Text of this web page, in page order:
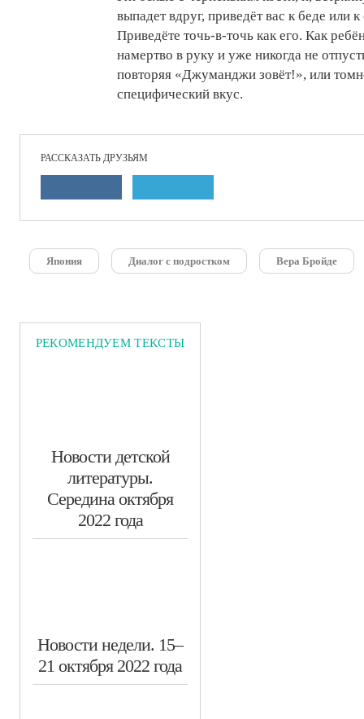
выпадет вдруг, приведёт вас к беде или
Приведёте точь-в-точь как его. Как
намертво в руку и уже никогда не
повторяя «Джуманджи зовёт!», или
специфический вкус.
РАССКАЗАТЬ ДРУЗЬЯМ
Япония Диалог с подростком Вера Бройде
РЕКОМЕНДУЕМ ТЕКСТЫ
​Новости детской
литературы.
Середина октября
2022 года
​Новости недели. 15–
21 октября 2022 года